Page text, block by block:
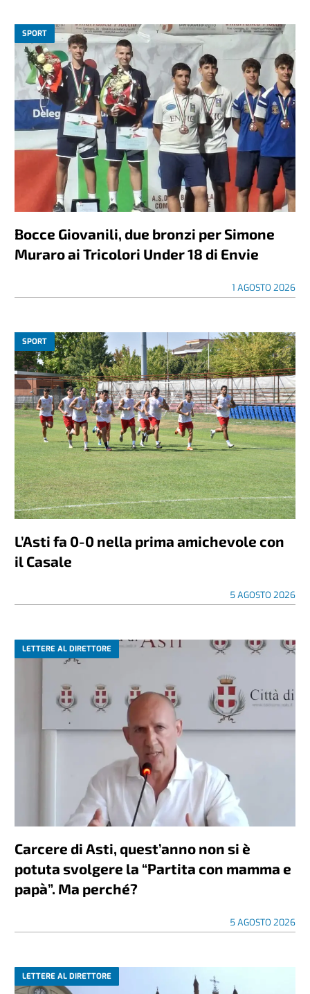
SPORT
Bocce Giovanili, due bronzi per Simone
Muraro ai Tricolori Under 18 di Envie
1 AGOSTO 2026
SPORT
L’Asti fa 0-0 nella prima amichevole con
il Casale
5 AGOSTO 2026
LETTERE AL DIRETTORE
Carcere di Asti, quest’anno non si è
potuta svolgere la “Partita con mamma e
papà”. Ma perché?
5 AGOSTO 2026
LETTERE AL DIRETTORE